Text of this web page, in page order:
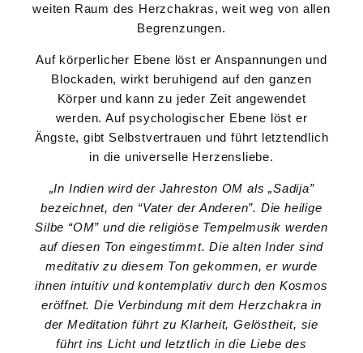
weiten Raum des Herzchakras, weit weg von allen
Begrenzungen.
Auf körperlicher Ebene löst er Anspannungen und
Blockaden, wirkt beruhigend auf den ganzen
Körper und kann zu jeder Zeit angewendet
werden. Auf psychologischer Ebene löst er
Ängste, gibt Selbstvertrauen und führt letztendlich
in die universelle Herzensliebe.
„In Indien wird der Jahreston OM als „Sadija”
bezeichnet, den “Vater der Anderen”. Die heilige
Silbe “OM” und die religiöse Tempelmusik werden
auf diesen Ton eingestimmt. Die alten Inder sind
meditativ zu diesem Ton gekommen, er wurde
ihnen intuitiv und kontemplativ durch den Kosmos
eröffnet. Die Verbindung mit dem Herzchakra in
der Meditation führt zu Klarheit, Gelöstheit, sie
führt ins Licht und letztlich in die Liebe des